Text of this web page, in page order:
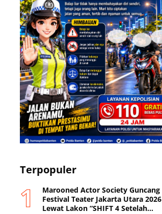
Terpopuler
Marooned Actor Society Guncang
Festival Teater Jakarta Utara 2026
Lewat Lakon “SHIFT 4 Setelah